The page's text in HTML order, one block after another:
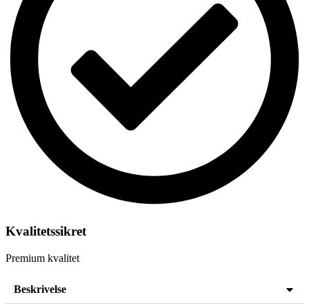
Kvalitetssikret
Premium kvalitet
Beskrivelse